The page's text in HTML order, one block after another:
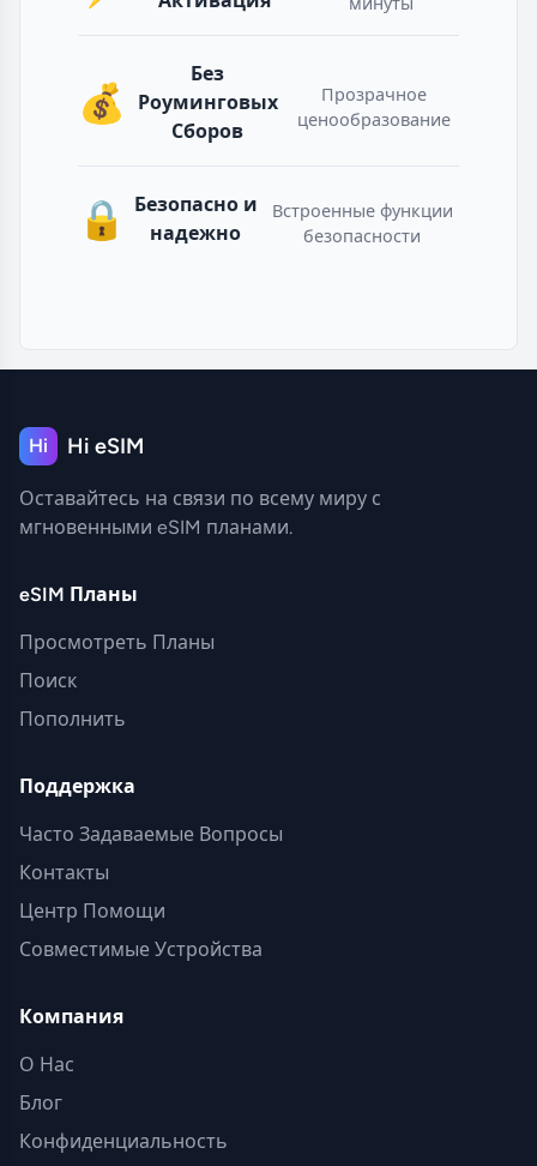
💰
Без
Роуминговых
Сборов
Прозрачное
ценообразование
🔒
Безопасно и
надежно
Встроенные функции
безопасности
Hi Hi eSIM
Оставайтесь на связи по всему миру с
мгновенными eSIM планами.
eSIM Планы
Просмотреть Планы
Поиск
Пополнить
Поддержка
Часто Задаваемые Вопросы
Контакты
Центр Помощи
Совместимые Устройства
Компания
О Нас
Блог
Конфиденциальность